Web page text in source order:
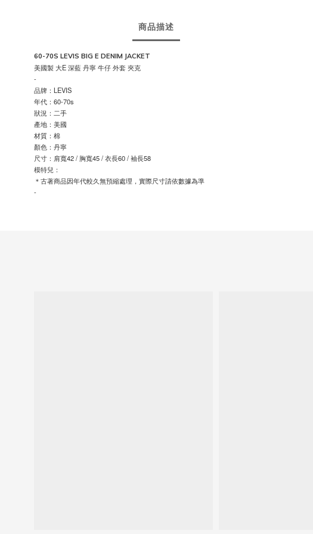
商品描述
60-70S LEVIS BIG E DENIM JACKET
美國製 大E 深藍 丹寧 牛仔 外套 夾克
-
品牌：LEVIS
年代：60-70s
狀況：二手
產地：美國
材質：棉
顏色：丹寧
尺寸：肩寬42 / 胸寬45 / 衣長60 / 袖長58
模特兒：
＊古著商品因年代較久無預縮處理，實際尺寸請依數據為準
-